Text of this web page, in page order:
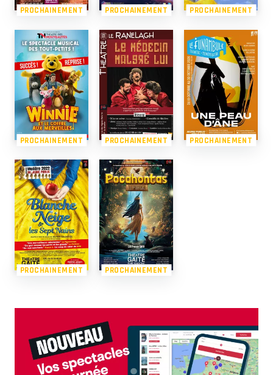
PROCHAINEMENT PROCHAINEMENT PROCHAINEMENT
PROCHAINEMENT PROCHAINEMENT PROCHAINEMENT
PROCHAINEMENT PROCHAINEMENT